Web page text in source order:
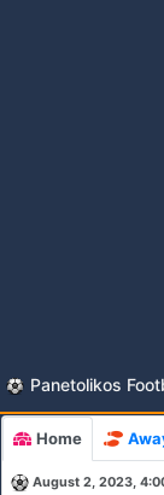
Panetolikos
Home
August 2, 2023,